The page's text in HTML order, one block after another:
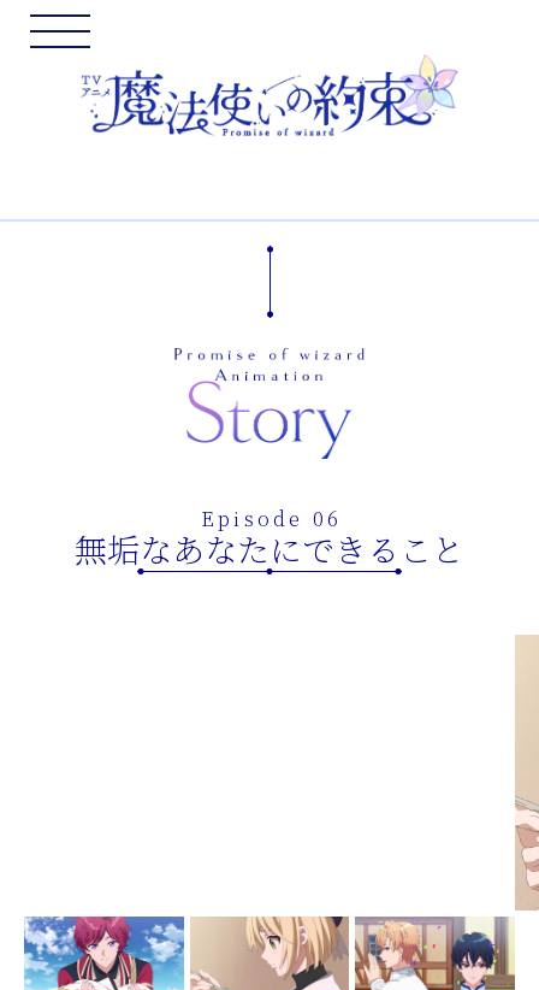
Top
Character
Episode 06
無垢なあなたにできること